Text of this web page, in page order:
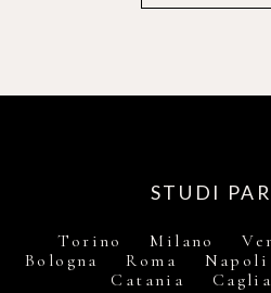
STUDI
Torino Milano
Bologna Roma
Catania